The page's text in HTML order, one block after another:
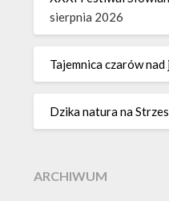
sierpnia 2026
Tajemnica czarów
Dzika natura na
ARCHIWUM